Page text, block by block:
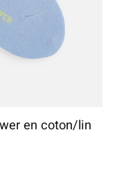
en coton/lin